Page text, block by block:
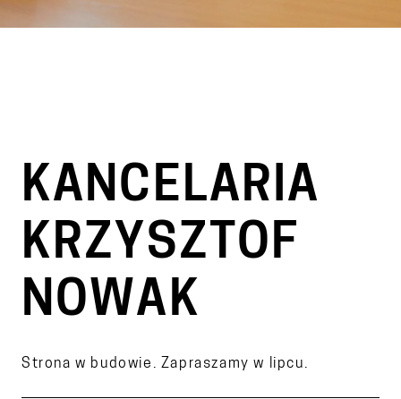
KANCELARIA
KRZYSZTOF
NOWAK
Strona w budowie. Zapraszamy w lipcu.